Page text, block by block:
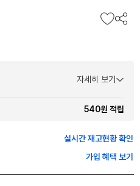
자세히 보기
540원 적립
실시간 재고현황 확인
가입 혜택 보기